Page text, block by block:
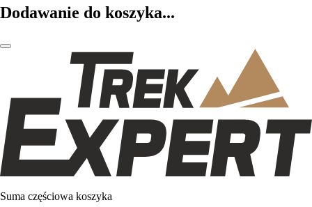
Dodawanie do koszyka...
Suma częściowa koszyka